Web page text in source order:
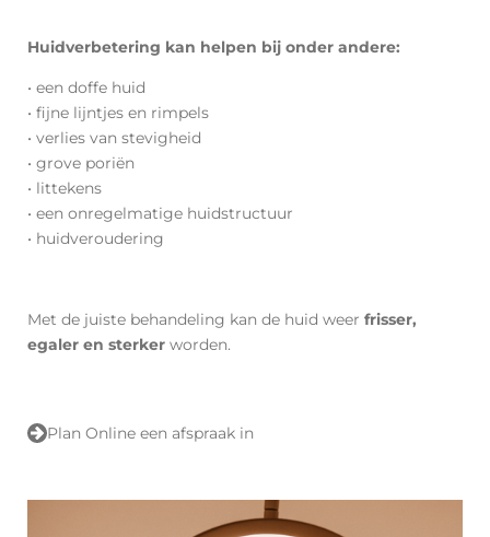
Huidverbetering kan helpen bij onder andere:
• een doffe huid
• fijne lijntjes en rimpels
• verlies van stevigheid
• grove poriën
• littekens
• een onregelmatige huidstructuur
• huidveroudering
Met de juiste behandeling kan de huid weer frisser,
egaler en sterker worden.
Plan Online een afspraak in